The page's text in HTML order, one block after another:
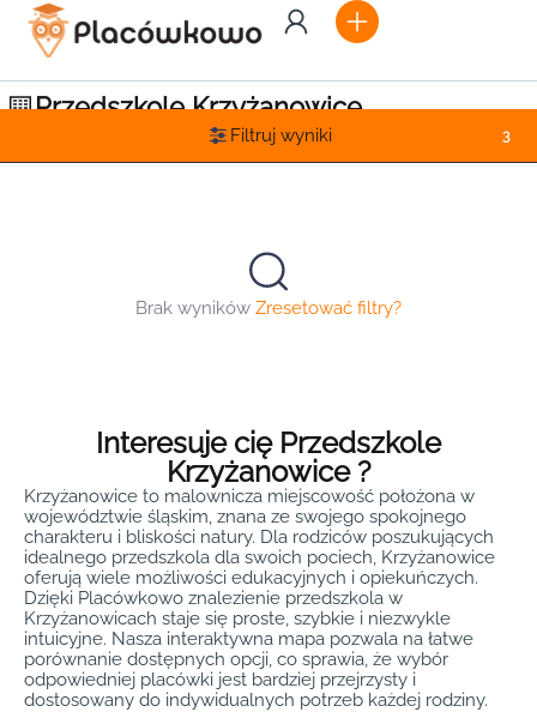
Przedszkole Krzyżanowice
Filtruj wyniki 3
Brak wyników Zresetować filtry?
Interesuje cię Przedszkole
Krzyżanowice ?
Krzyżanowice to malownicza miejscowość położona w
województwie śląskim, znana ze swojego spokojnego
charakteru i bliskości natury. Dla rodziców poszukujących
idealnego przedszkola dla swoich pociech, Krzyżanowice
oferują wiele możliwości edukacyjnych i opiekuńczych.
Dzięki Placówkowo znalezienie przedszkola w
Krzyżanowicach staje się proste, szybkie i niezwykle
intuicyjne. Nasza interaktywna mapa pozwala na łatwe
porównanie dostępnych opcji, co sprawia, że wybór
odpowiedniej placówki jest bardziej przejrzysty i
dostosowany do indywidualnych potrzeb każdej rodziny.